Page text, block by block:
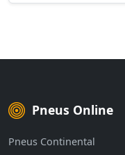
Pneus Online
Pneus Continental